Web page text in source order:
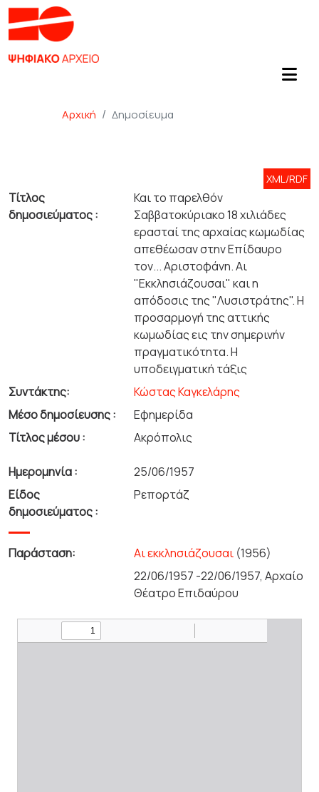
Αρχική Δημοσίευμα
XML/RDF
Τίτλος
δημοσιεύματος :
Και το παρελθόν
Σαββατοκύριακο 18 χιλιάδες
ερασταί της αρχαίας κωμωδίας
απεθέωσαν στην Επίδαυρο
τον... Αριστοφάνη. Αι
"Εκκλησιάζουσαι" και η
απόδοσις της "Λυσιστράτης". Η
προσαρμογή της αττικής
κωμωδίας εις την σημερινήν
πραγματικότητα. Η
υποδειγματική τάξις
Συντάκτης:
Κώστας Καγκελάρης
Μέσο δημοσίευσης :
Εφημερίδα
Τίτλος μέσου :
Ακρόπολις
Ημερομηνία :
25/06/1957
Είδος
δημοσιεύματος :
Ρεπορτάζ
Παράσταση: Αι εκκλησιάζουσαι (1956)
22/06/1957 -22/06/1957, Αρχαίο
Θέατρο Επιδαύρου